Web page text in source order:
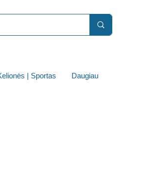
| Sportas Daugiau